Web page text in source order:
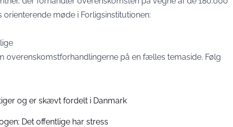
møde i Forligsinstitutionen:
overenskomstforhandlingerne på en fælles temaside. Følg
og er skævt fordelt i Danmark
Det offentlige har stress